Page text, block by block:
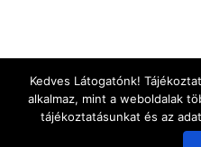
Kedves Látogatónk!
alkalmaz, mint a weboldalak
tájékoztatásunkat és az